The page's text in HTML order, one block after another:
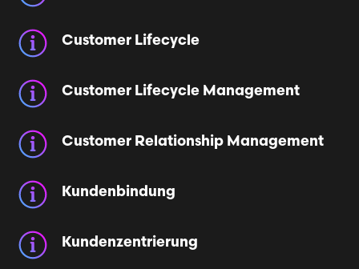
Customer Lifecycle
Customer Lifecycle Management
Customer Relationship Management
Kundenbindung
Kundenzentrierung